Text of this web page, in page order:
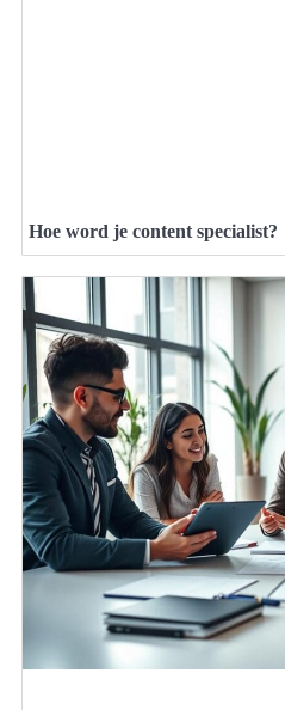
Hoe word je content specialist?